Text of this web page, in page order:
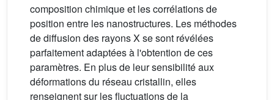
composition chimique et les corrélations de
position entre les nanostructures. Les méthodes
de diffusion des rayons X se sont révélées
parfaitement adaptées à l'obtention de ces
paramètres. En plus de leur sensibilité aux
déformations du réseau cristallin, elles
renseignent sur les fluctuations de la